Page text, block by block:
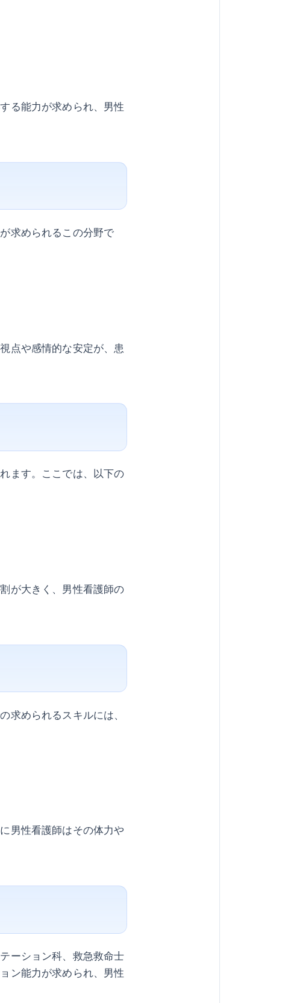
る能力が求められ、男性
求められるこの分野で
点や感情的な安定が、患
ます。ここでは、以下の
が大きく、男性看護師の
求められるスキルには、
男性看護師はその体力や
ーション科、救急救命士
ン能力が求められ、男性